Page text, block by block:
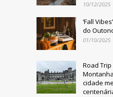
10/12/2025
‘Fall
do
01/10/2025
Road
cidade